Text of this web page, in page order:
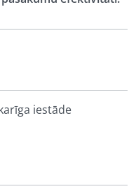
iestāde